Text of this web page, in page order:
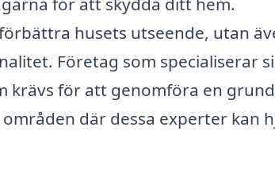
husets utseende, utan
Företag som specialiserar
krävs för att genomföra en
där dessa experter kan